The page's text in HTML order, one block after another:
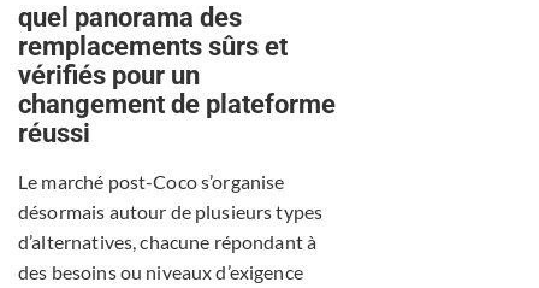
quel panorama des
remplacements sûrs et
vérifiés pour un
changement de plateforme
réussi
Le marché post-Coco s’organise
désormais autour de plusieurs types
d’alternatives, chacune répondant à
des besoins ou niveaux d’exigence